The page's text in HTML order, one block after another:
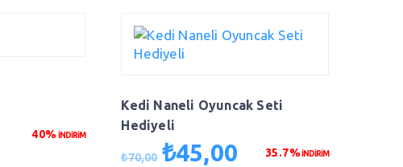
40% İNDİRİM
Kedi Naneli Oyuncak Seti
Hediyeli
₺70,00 Orijinal
₺45,00Şu
35.7%İNDİRİM